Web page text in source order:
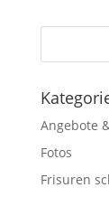
Angebote
Fotos
Frisuren